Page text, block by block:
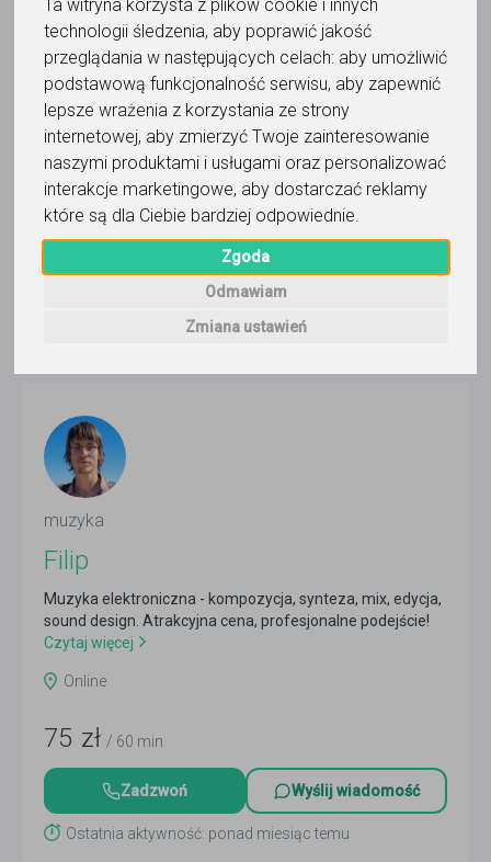
Ta witryna korzysta z plików cookie i innych
technologii śledzenia, aby poprawić jakość
przeglądania w następujących celach: aby umożliwić
podstawową funkcjonalność serwisu, aby zapewnić
lepsze wrażenia z korzystania ze strony
internetowej, aby zmierzyć Twoje zainteresowanie
naszymi produktami i usługami oraz personalizować
interakcje marketingowe, aby dostarczać reklamy
które są dla Ciebie bardziej odpowiednie.
Zgoda
Odmawiam
Zmiana ustawień
muzyka
Music Up
Gitara, Perkusja, Śpiew, Produkcja Muzyki, Skrzypce,
Pianino, Trąbka, Akordeon, Bongosy, Wiolonczela
więcej
Cieszyn
cena do ustalenia
Ostatnia aktywność: ponad miesiąc temu
muzyka
Filip
Muzyka elektroniczna - kompozycja, synteza, mix, edycja,
sound design. Atrakcyjna cena, profesjonalne podejście!
Czytaj więcej
Online
75 zł / 60 min
Zadzwoń Wyślij wiadomość
Ostatnia aktywność: ponad miesiąc temu